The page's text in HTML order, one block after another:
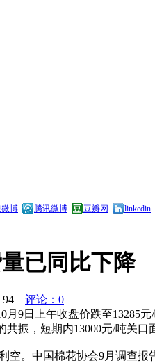
博 腾讯微博 豆瓣网 linkedin
已同比下降
94
评论：0
月9日上午收盘价跌至
振，短期内13000元/吨关口
空。中国棉花协会9月调查